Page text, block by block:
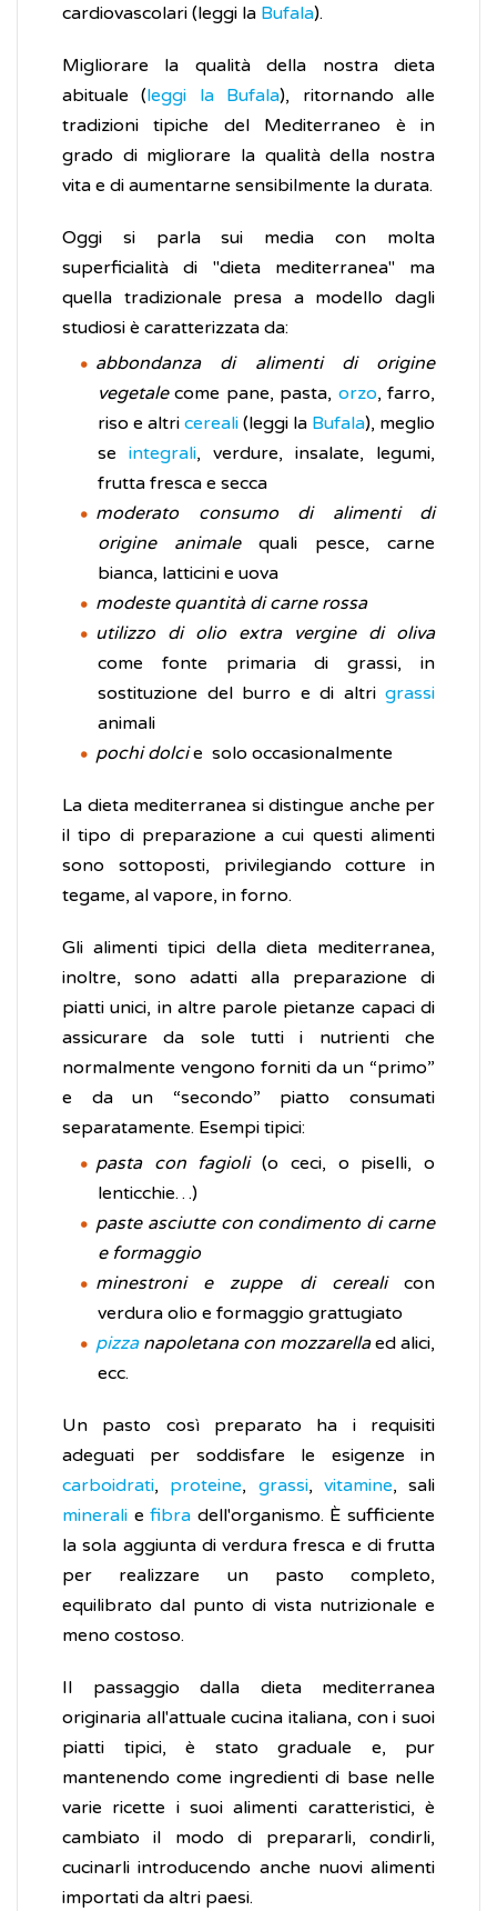
cardiovascolari (leggi la Bufala).
Migliorare la qualità della nostra dieta
abituale (leggi la Bufala), ritornando alle
tradizioni tipiche del Mediterraneo è in
grado di migliorare la qualità della nostra
vita e di aumentarne sensibilmente la durata.
Oggi si parla sui media con molta
superficialità di "dieta mediterranea" ma
quella tradizionale presa a modello dagli
studiosi è caratterizzata da:
abbondanza di alimenti di origine
vegetalecome pane, pasta, orzo, farro,
riso e altri cereali (leggi la Bufala), meglio
se integrali, verdure, insalate, legumi,
frutta fresca e secca
moderato consumo di alimenti di
origine animalequali pesce, carne
bianca, latticini e uova
modeste quantità di carne rossa
utilizzo di olio extra vergine di oliva
come fonte primaria di grassi, in
sostituzione del burro e di altri grassi
animali
pochi dolcie solo occasionalmente
La dieta mediterranea si distingue anche per
il tipo di preparazione a cui questi alimenti
sono sottoposti, privilegiando cotture in
tegame, al vapore, in forno.
Gli alimenti tipici della dieta mediterranea,
inoltre, sono adatti alla preparazione di
piatti unici, in altre parole pietanze capaci di
assicurare da sole tutti i nutrienti che
normalmente vengono forniti da un “primo”
e da un “secondo” piatto consumati
separatamente. Esempi tipici:
pasta con fagioli(o ceci, o piselli, o
lenticchie…)
paste asciutte con condimento di carne
e formaggio
minestroni e zuppe di cerealicon
verdura olio e formaggio grattugiato
pizzanapoletana con mozzarellaed alici,
ecc.
Un pasto così preparato ha i requisiti
adeguati per soddisfare le esigenze in
carboidrati, proteine, grassi, vitamine, sali
minerali efibra dell'organismo. È sufficiente
la sola aggiunta di verdura fresca e di frutta
per realizzare un pasto completo,
equilibrato dal punto di vista nutrizionale e
meno costoso.
Il passaggio dalla dieta mediterranea
originaria all'attuale cucina italiana, con i suoi
piatti tipici, è stato graduale e, pur
mantenendo come ingredienti di base nelle
varie ricette i suoi alimenti caratteristici, è
cambiato il modo di prepararli, condirli,
cucinarli introducendo anche nuovi alimenti
importati da altri paesi.